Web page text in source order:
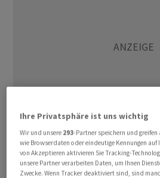
Im ersten Halbjahr wurden in der
Transportern 11,6 Prozent mehr
Ihre Privatsphäre ist uns wichtig
Wir und unsere 293-Partner speichern und greifen
wie Browserdaten oder eindeutige Kennungen auf
von Akzeptieren aktivieren Sie Tracking-
unsere Partner verarbeiten Daten, um Ihnen
Zwecke. Wenn Tracker deaktiviert sind, sind